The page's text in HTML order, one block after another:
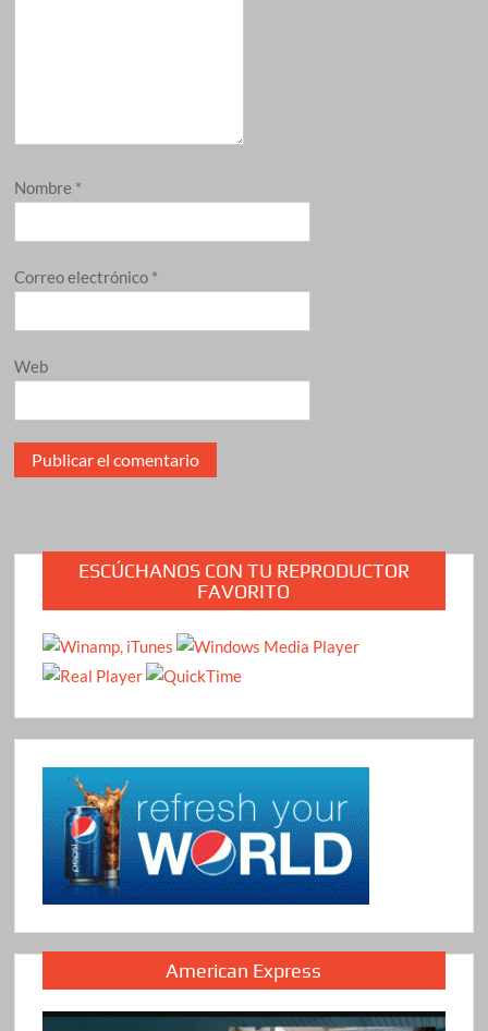
Nombre *
Correo electrónico *
Web
ESCÚCHANOS CON TU REPRODUCTOR
FAVORITO
American Express